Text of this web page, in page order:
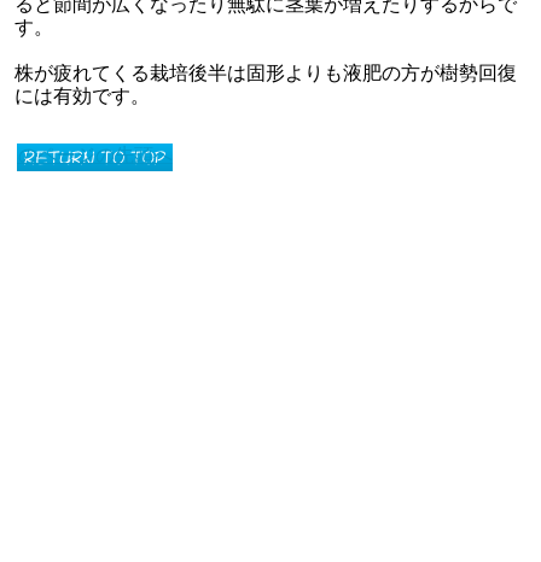
す。
株が疲れてくる栽培後半は固形よりも液肥の方が樹勢回復
には有効です。
のページの先頭へ